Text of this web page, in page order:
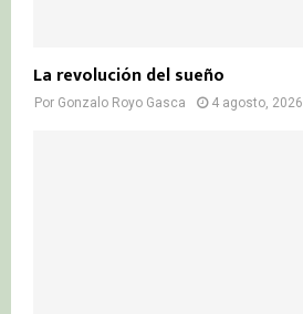
La revolución del sueño
Por Gonzalo Royo Gasca 4 agosto, 2026